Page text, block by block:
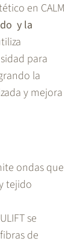
en CALM
y la
para
la
y mejora
ondas que
tejido
se
de